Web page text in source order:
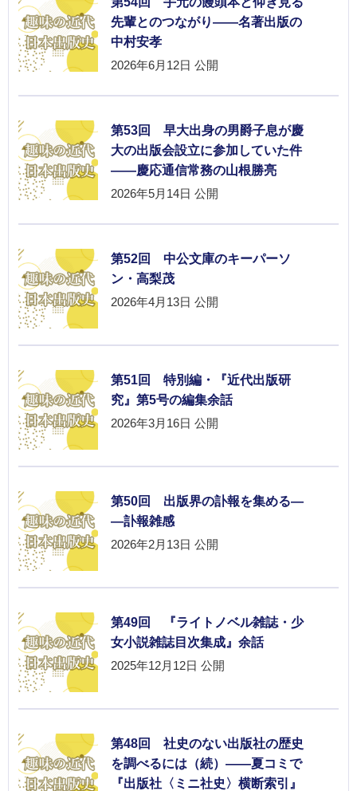
先輩とのつながり――名著出版の
中村安孝
2026年6月12日 公開
第53回 早大出身の男爵子息が慶
大の出版会設立に参加していた件
――慶応通信常務の山根勝亮
2026年5月14日 公開
第52回 中公文庫のキーパーソ
ン・高梨茂
2026年4月13日 公開
第51回 特別編・『近代出版研
究』第5号の編集余話
2026年3月16日 公開
第50回 出版界の訃報を集める―
―訃報雑感
2026年2月13日 公開
第49回 『ライトノベル雑誌・少
女小説雑誌目次集成』余話
2025年12月12日 公開
第48回 社史のない出版社の歴史
を調べるには（続）――夏コミで
『出版社〈ミニ社史〉横断索引』